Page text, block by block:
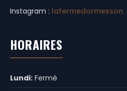
Instagram : lafermedormesson
HORAIRES
Lundi: Fermé